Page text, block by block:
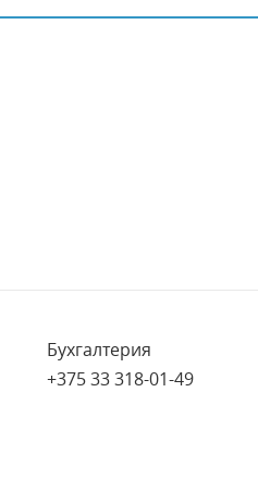
Бухгалтерия
+375 33 318-01-49